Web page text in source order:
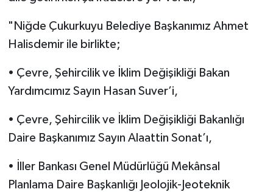
"Niğde Çukurkuyu Belediye Başkanımız Ahmet
Halisdemir ile birlikte;
• Çevre, Şehircilik ve İklim Değişikliği Bakan
Yardımcımız Sayın Hasan Suver’i,
• Çevre, Şehircilik ve İklim Değişikliği Bakanlığı
Daire Başkanımız Sayın Alaattin Sonat’ı,
• İller Bankası Genel Müdürlüğü Mekânsal
Planlama Daire Başkanlığı Jeolojik-Jeoteknik